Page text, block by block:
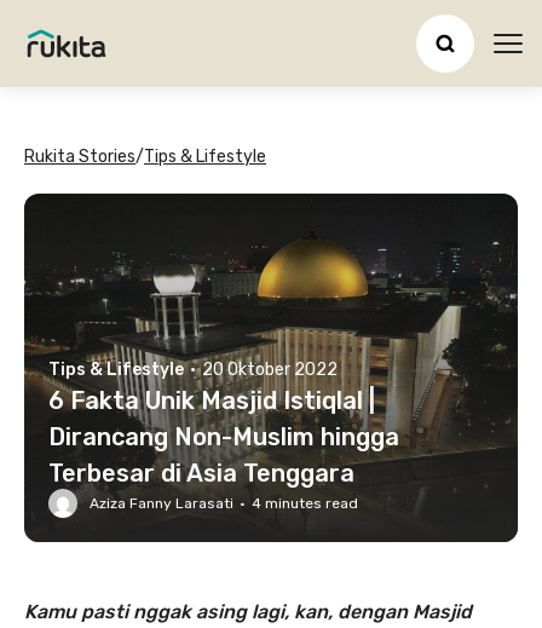
Rukita Stories/Tips & Lifestyle
Tips & Lifestyle · 20 Oktober 2022
6 Fakta Unik Masjid Istiqlal |
Dirancang Non-Muslim hingga
Terbesar di Asia Tenggara
Aziza Fanny Larasati · 4 minutes read
Kamu pasti nggak asing lagi, kan, dengan Masjid